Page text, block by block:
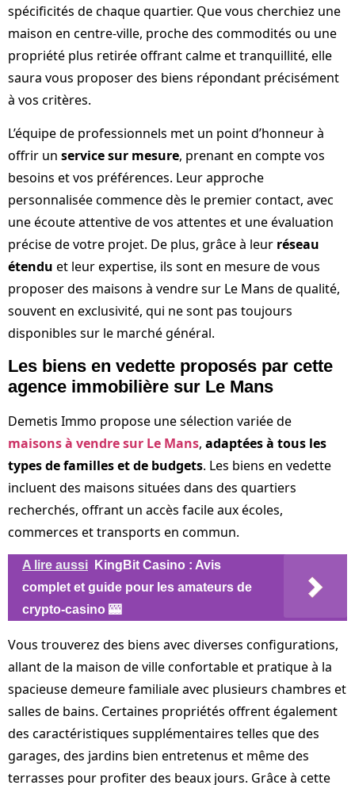
spécificités de chaque quartier. Que vous cherchiez une
maison en centre-ville, proche des commodités ou une
propriété plus retirée offrant calme et tranquillité, elle
saura vous proposer des biens répondant précisément
à vos critères.
L’équipe de professionnels met un point d’honneur à
offrir un service sur mesure, prenant en compte vos
besoins et vos préférences. Leur approche
personnalisée commence dès le premier contact, avec
une écoute attentive de vos attentes et une évaluation
précise de votre projet. De plus, grâce à leur réseau
étendu et leur expertise, ils sont en mesure de vous
proposer des maisons à vendre sur Le Mans de qualité,
souvent en exclusivité, qui ne sont pas toujours
disponibles sur le marché général.
Les biens en vedette proposés par cette
agence immobilière sur Le Mans
Demetis Immo propose une sélection variée de
maisons à vendre sur Le Mans, adaptées à tous les
types de familles et de budgets. Les biens en vedette
incluent des maisons situées dans des quartiers
recherchés, offrant un accès facile aux écoles,
commerces et transports en commun.
A lire aussi
KingBit Casino : Avis
complet et guide pour les amateurs de
crypto-casino 🎰
Vous trouverez des biens avec diverses configurations,
allant de la maison de ville confortable et pratique à la
spacieuse demeure familiale avec plusieurs chambres et
salles de bains. Certaines propriétés offrent également
des caractéristiques supplémentaires telles que des
garages, des jardins bien entretenus et même des
terrasses pour profiter des beaux jours. Grâce à cette